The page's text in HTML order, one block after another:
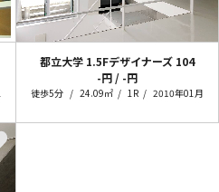
都立大学 1.5Fデザイナーズ 104
-円 / -円
徒歩5分 24.09㎡ 1R 2010年01月